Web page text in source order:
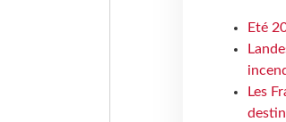
Eté
Les